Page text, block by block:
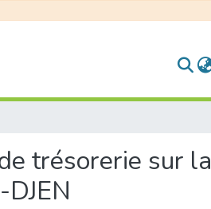
trésorerie sur la